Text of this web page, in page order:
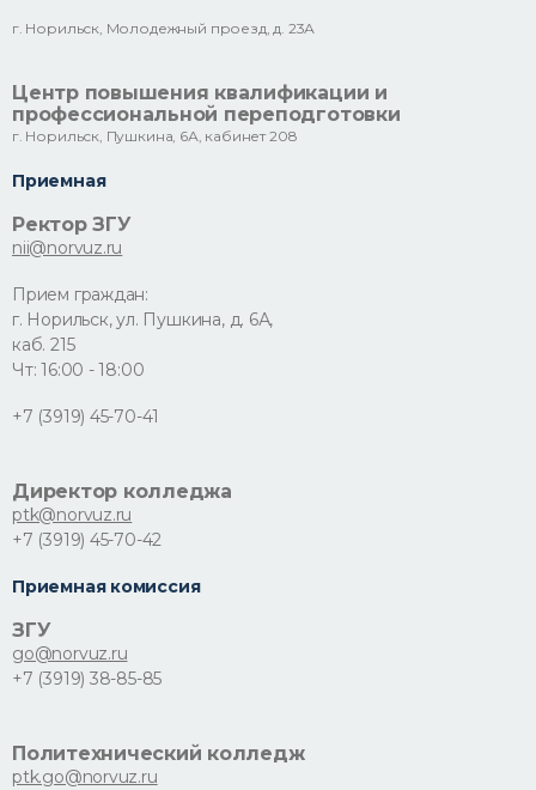
г. Норильск, Молодежный проезд, д. 23А
Центр повышения квалификации и
профессиональной переподготовки
г. Норильск, Пушкина, 6А, кабинет 208
Приемная
Ректор ЗГУ
nii@norvuz.ru
Прием граждан:
г. Норильск, ул. Пушкина, д. 6А,
каб. 215
Чт: 16:00 - 18:00
+7 (3919) 45-70-41
Директор колледжа
ptk@norvuz.ru
+7 (3919) 45-70-42
Приемная комиссия
ЗГУ
go@norvuz.ru
+7 (3919) 38-85-85
Политехнический колледж
ptk.go@norvuz.ru